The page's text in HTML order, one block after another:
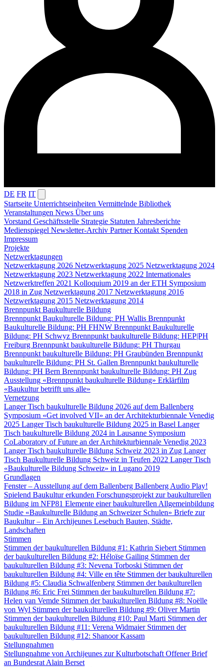
DE FR IT
Startseite Unterrichtseinheiten Vermittelnde Bibliothek
Veranstaltungen News Über uns
Vorstand Geschäftsstelle Strategie Statuten Jahresberichte
Medienspiegel Newsletter-Archiv PartnerKontakt Spenden
Impressum
Projekte
Netzwerktagungen
Netzwerktagung 2026 Netzwerktagung 2025 Netzwerktagung 2024
Netzwerktagung 2023 Netzwerktagung 2022 Internationales
Netzwerktreffen 2021 Kolloquium 2019 an der ETH Symposium
2018 in Zug Netzwerktagung 2017 Netzwerktagung 2016
Netzwerktagung 2015 Netzwerktagung 2014
Brennpunkt Baukulturelle Bildung
Brennpunkt Baukulturelle Bildung: PH Wallis Brennpunkt
Baukulturelle Bildung: PH FHNW Brennpunkt Baukulturelle
Bildung: PH Schwyz Brennpunkt baukulturelle Bildung: HEP|PH
Freiburg Brennpunkt baukulturelle Bildung: PH Thurgau
Brennpunkt baukulturelle Bildung: PH Graubünden Brennpunkt
baukulturelle Bildung: PH St. Gallen Brennpunkt baukulturelle
Bildung: PH Bern Brennpunkt baukulturelle Bildung: PH Zug
Ausstellung «Brennpunkt baukulturelle Bildung» Erklärfilm
«Baukultur betrifft uns alle»
Vernetzung
Langer Tisch baukulturelle Bildung 2026 auf dem Ballenberg
Symposium «Get involved VII» an der Architekturbiennale Venedig
2025 Langer Tisch baukulturelle Bildung 2025 in Basel Langer
Tisch baukulturelle Bildung 2024 in Lausanne Symposium
CoLaboratory of Future an der Architekturbiennale Venedig 2023
Langer Tisch baukulturelle Bildung Schweiz 2023 in Zug Langer
Tisch Baukulturelle Bildung Schweiz in Teufen 2022 Langer Tisch
«Baukulturelle Bildung Schweiz» in Lugano 2019
Grundlagen
Fenster – Ausstellung auf dem Ballenberg Ballenberg Audio Play!
Spielend Baukultur erkunden Forschungsprojekt zur baukulturellen
Bildung im NFP81 Elemente einer baukulturellen Allgemeinbildung
Studie «Baukulturelle Bildung an Schweizer Schulen» Briefe zur
Baukultur – Ein Archijeunes Lesebuch Bauten, Städte,
Landschaften
Stimmen
Stimmen der baukulturellen Bildung #1: Kathrin Siebert Stimmen
der baukulturellen Bildung #2: Héloïse Gailing Stimmen der
baukulturellen Bildung #3: Nevena Torboski Stimmen der
baukulturellen Bildung #4: Ville en tête Stimmen der baukulturellen
Bildung #5: Claudia Schwalfenberg Stimmen der baukulturellen
Bildung #6: Eric Frei Stimmen der baukulturellen Bildung #7:
Helen van Vemde Stimmen der baukulturellen Bildung #8: Noëlle
von Wyl Stimmen der baukulturellen Bildung #9: Oliver Martin
Stimmen der baukulturellen Bildung #10: Paul Marti Stimmen der
baukulturellen Bildung #11: Verena Widmaier Stimmen der
baukulturellen Bildung #12: Shanoor Kassam
Stellungnahmen
Stellungnahme von Archijeunes zur Kulturbotschaft Offener Brief
an Bundesrat Alain Berset